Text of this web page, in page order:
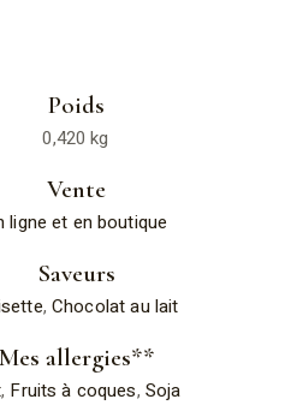
Poids
0,420 kg
Vente
ligne et en boutique
Saveurs
,Chocolat au lait
Mes allergies**
, Fruits à coques, Soja